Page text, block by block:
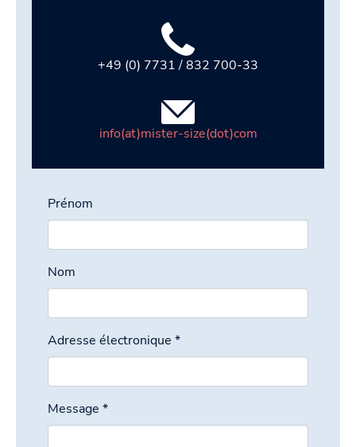
+49 (0) 7731 / 832 700-33
info(at)mister-size(dot)com
Prénom
Nom
Adresse électronique *
Message *